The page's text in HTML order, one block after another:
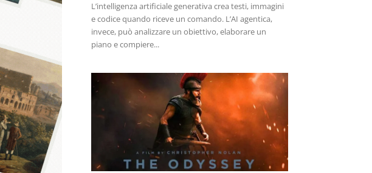
L’intelligenza artificiale generativa crea testi, immagini
e codice quando riceve un comando. L’AI agentica,
invece, può analizzare un obiettivo, elaborare un
piano e compiere...